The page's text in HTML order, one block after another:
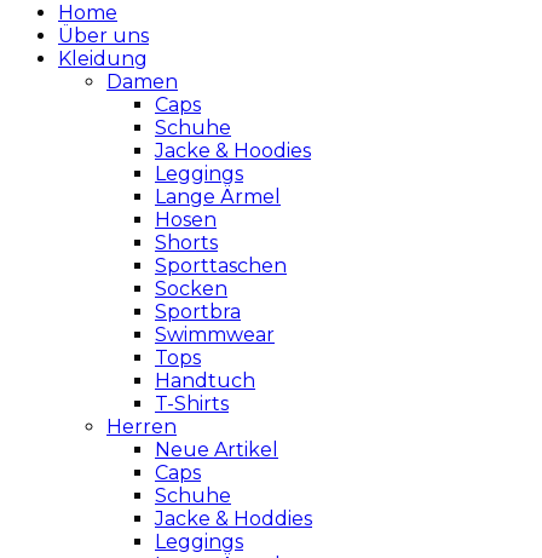
Home
Über uns
Kleidung
Damen
Caps
Schuhe
Jacke & Hoodies
Leggings
Lange Ärmel
Hosen
Shorts
Sporttaschen
Socken
Sportbra
Swimmwear
Tops
Handtuch
T-Shirts
Herren
Neue Artikel
Caps
Schuhe
Jacke & Hoddies
Leggings